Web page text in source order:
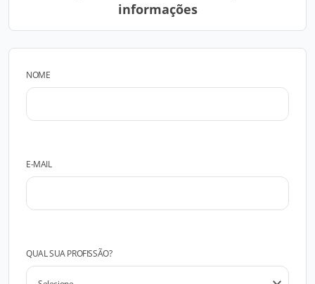
informações
NOME
E-MAIL
QUAL SUA PROFISSÃO?